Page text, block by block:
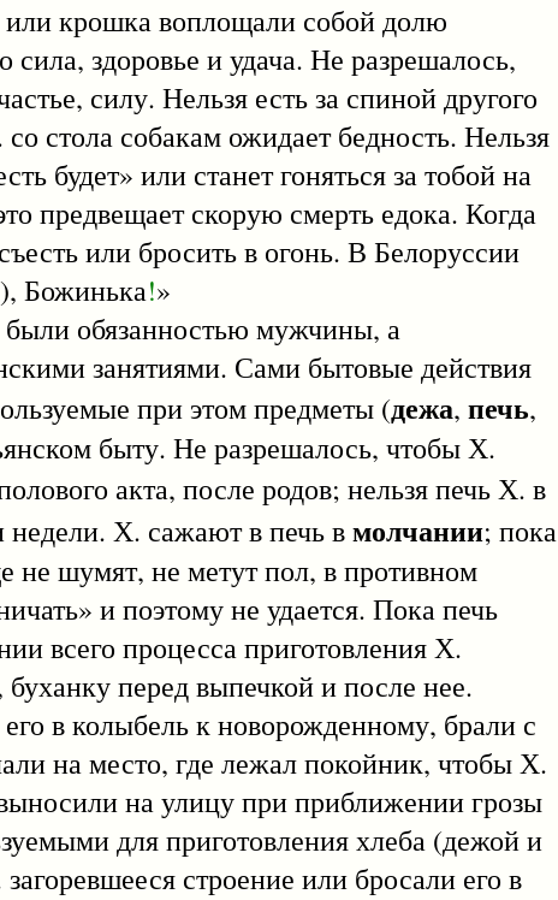
крошка воплощали собой долю
сила, здоровье и удача. Не разрешалось,
силу. Нельзя есть за спиной другого
стола собакам ожидает бедность. Нельзя
будет» или станет гоняться за тобой на
предвещает скорую смерть едока. Когда
или бросить в огонь. В Белоруссии
Божинька!»
обязанностью мужчины, а
занятиями. Сами бытовые действия
при этом предметы (дежа, печь,
быту. Не разрешалось, чтобы Х.
акта, после родов; нельзя печь Х. в
недели. Х. сажают в печь вмолчании; пока
не шумят, не метут пол, в противном
и поэтому не удается. Пока печь
всего процесса приготовления Х.
перед выпечкой и после нее.
в колыбель к новорожденному, брали с
на место, где лежал покойник, чтобы Х.
на улицу при приближении грозы
для приготовления хлеба (дежой и
строение или бросали его в